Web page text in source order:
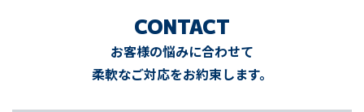
CONTACT
お客様の悩みに合わせて
柔軟なご対応をお約束します。